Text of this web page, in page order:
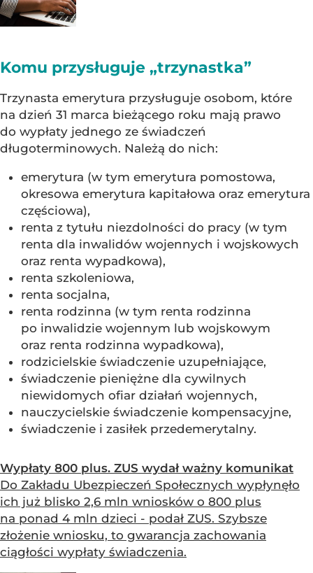
Komu przysługuje „trzynastka”
Trzynasta emerytura przysługuje osobom, które
na dzień 31 marca bieżącego roku mają prawo
do wypłaty jednego ze świadczeń
długoterminowych. Należą do nich:
emerytura (w tym emerytura pomostowa,
okresowa emerytura kapitałowa oraz emerytura
częściowa),
renta z tytułu niezdolności do pracy (w tym
renta dla inwalidów wojennych i wojskowych
oraz renta wypadkowa),
renta szkoleniowa,
renta socjalna,
renta rodzinna (w tym renta rodzinna
po inwalidzie wojennym lub wojskowym
oraz renta rodzinna wypadkowa),
rodzicielskie świadczenie uzupełniające,
świadczenie pieniężne dla cywilnych
niewidomych ofiar działań wojennych,
nauczycielskie świadczenie kompensacyjne,
świadczenie i zasiłek przedemerytalny.
Wypłaty 800 plus. ZUS wydał ważny komunikat
Do Zakładu Ubezpieczeń Społecznych wypłynęło
ich już blisko 2,6 mln wniosków o 800 plus
na ponad 4 mln dzieci - podał ZUS. Szybsze
złożenie wniosku, to gwarancja zachowania
ciągłości wypłaty świadczenia.